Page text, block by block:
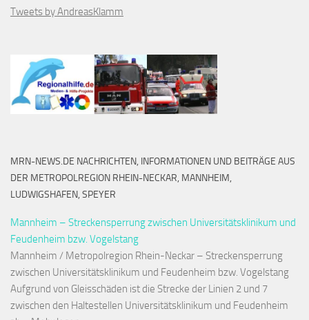
Tweets by AndreasKlamm
MRN-NEWS.DE NACHRICHTEN, INFORMATIONEN UND BEITRÄGE AUS
DER METROPOLREGION RHEIN-NECKAR, MANNHEIM,
LUDWIGSHAFEN, SPEYER
Mannheim – Streckensperrung zwischen Universitätsklinikum und
Feudenheim bzw. Vogelstang
Mannheim / Metropolregion Rhein-Neckar – Streckensperrung
zwischen Universitätsklinikum und Feudenheim bzw. Vogelstang
Aufgrund von Gleisschäden ist die Strecke der Linien 2 und 7
zwischen den Haltestellen Universitätsklinikum und Feudenheim